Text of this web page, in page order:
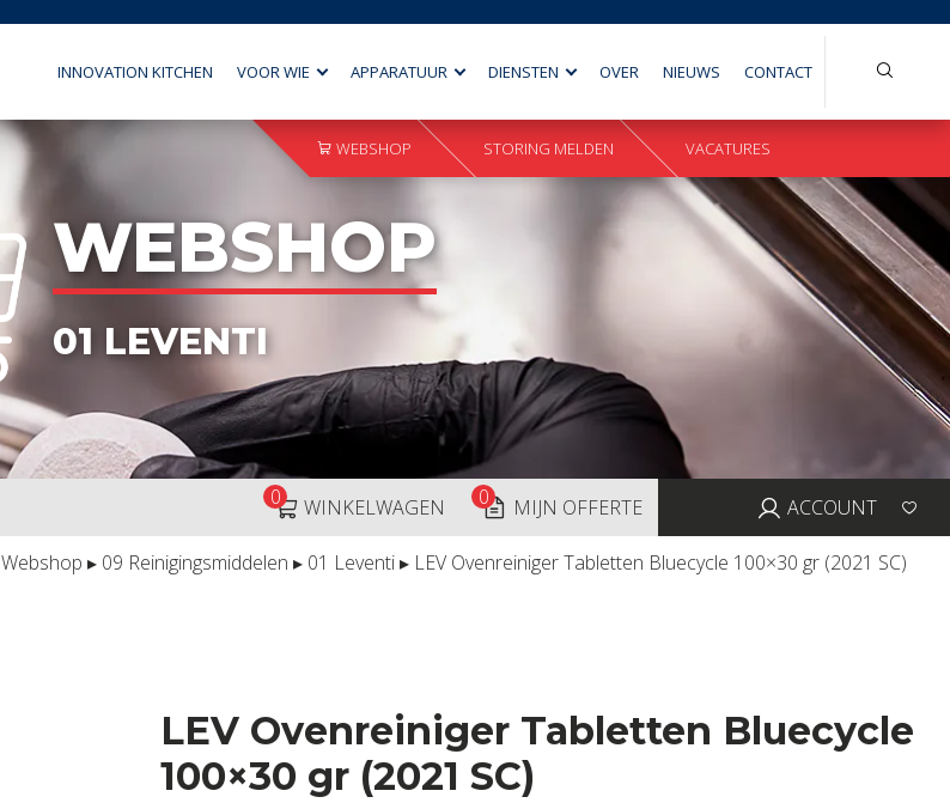
INNOVATION KITCHEN VOOR WIE APPARATUUR DIENSTEN OVER NIEUWS CONTACT
Search
WEBSHOP STORING MELDEN VACATURES
WEBSHOP
01 LEVENTI
WINKELWAGEN
0 MIJN OFFERTE
0 ACCOUNT
Webshop ▸ 09 Reinigingsmiddelen ▸ 01 Leventi▸ LEV Ovenreiniger Tabletten Bluecycle 100×30 gr (2021 SC)
LEV Ovenreiniger Tabletten Bluecycle
100×30 gr (2021 SC)